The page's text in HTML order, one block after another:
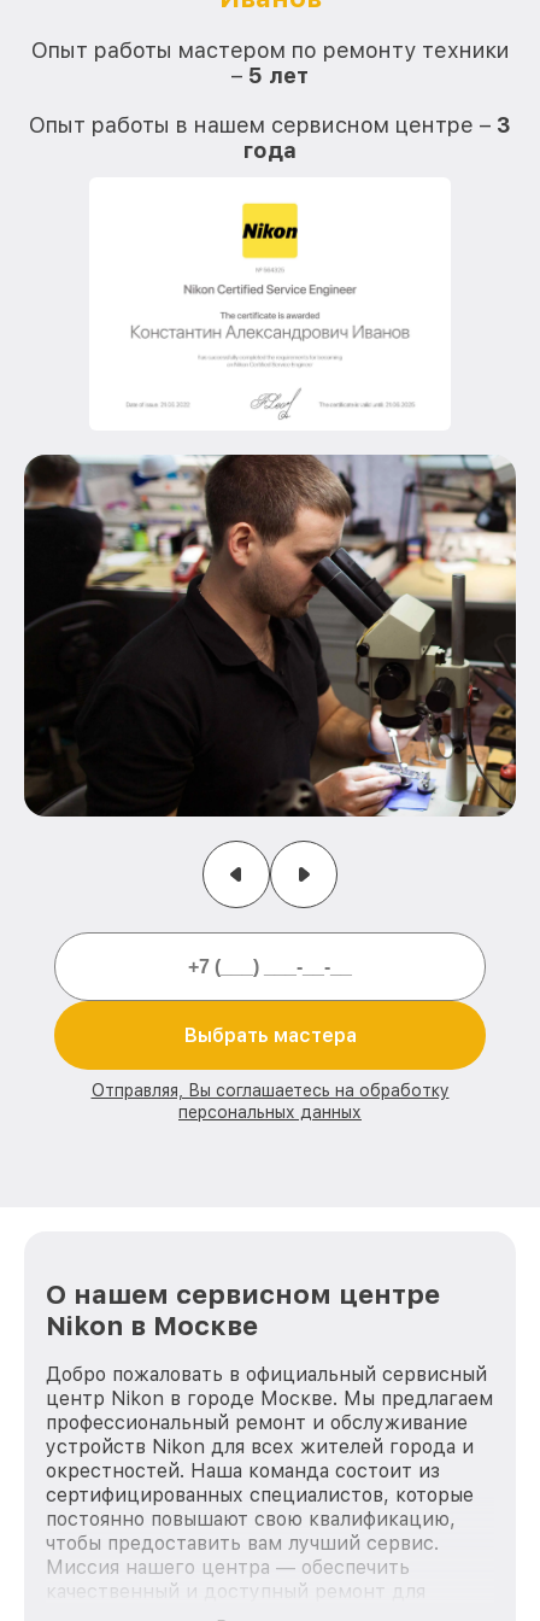
Опыт работы мастером по ремонту техники
– 5 лет
Опыт работы в нашем сервисном центре – 3
года
Выбрать мастера
Отправляя, Вы соглашаетесь на обработку
персональных данных
О нашем сервисном центре
Nikon в Москве
Добро пожаловать в официальный сервисный
центр Nikon в городе Москве. Мы предлагаем
профессиональный ремонт и обслуживание
устройств Nikon для всех жителей города и
окрестностей. Наша команда состоит из
сертифицированных специалистов, которые
постоянно повышают свою квалификацию,
чтобы предоставить вам лучший сервис.
Миссия нашего центра — обеспечить
качественный и доступный ремонт для
каждого пользователя продукции Nikon, вне